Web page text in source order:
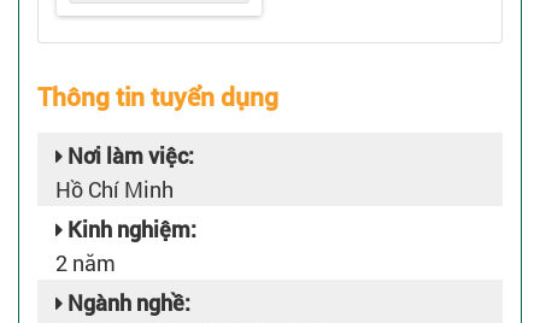
Thông tin tuyển dụng
Nơi làm việc:
Hồ Chí Minh
Kinh nghiệm:
2 năm
Ngành nghề: